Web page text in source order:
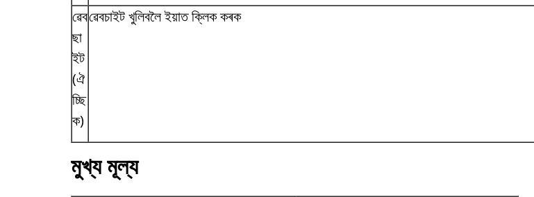
ৱেব
ছা
ইট
(ঐ
চ্ছি
ক)
ৱেবচাইট খুলিবলৈ ইয়াত ক্লিক কৰক
মুখ্য মূল্য